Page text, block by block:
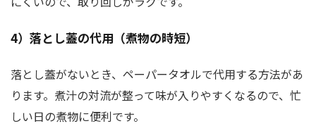
4）落とし蓋の代用（煮物の時短）
落とし蓋がないとき、ペーパータオルで代用する方法があ
ります。煮汁の対流が整って味が入りやすくなるので、忙
しい日の煮物に便利です。